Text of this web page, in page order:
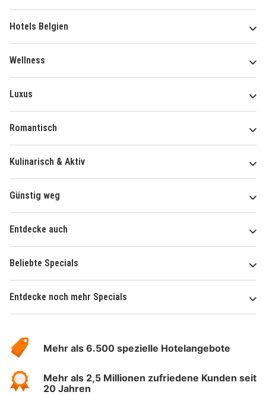
Hotels Belgien
Wellness
Luxus
Romantisch
Kulinarisch & Aktiv
Günstig weg
Entdecke auch
Beliebte Specials
Entdecke noch mehr Specials
Hotelspecials
Mehr als 6.500 spezielle Hotelangebote
Mehr als 2,5 Millionen zufriedene Kunden seit
20 Jahren